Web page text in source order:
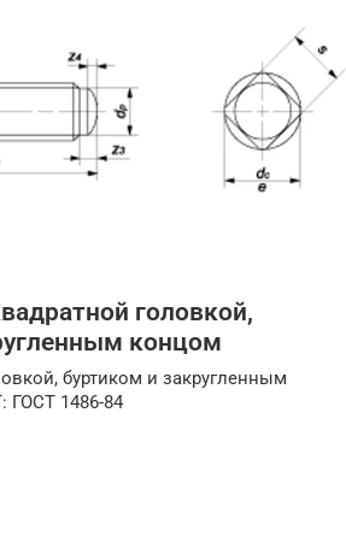
головкой,
концом
буртиком и закругленным
ГОСТ 1486-84